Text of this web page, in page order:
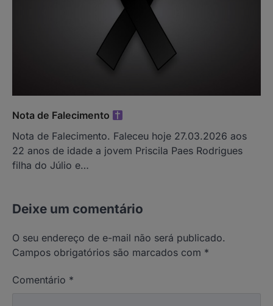
Nota de Falecimento
Nota de Falecimento. Faleceu hoje 27.03.2026 aos
22 anos de idade a jovem Priscila Paes Rodrigues
filha do Júlio e…
Deixe um comentário
O seu endereço de e-mail não será publicado.
Campos obrigatórios são marcados com *
Comentário *